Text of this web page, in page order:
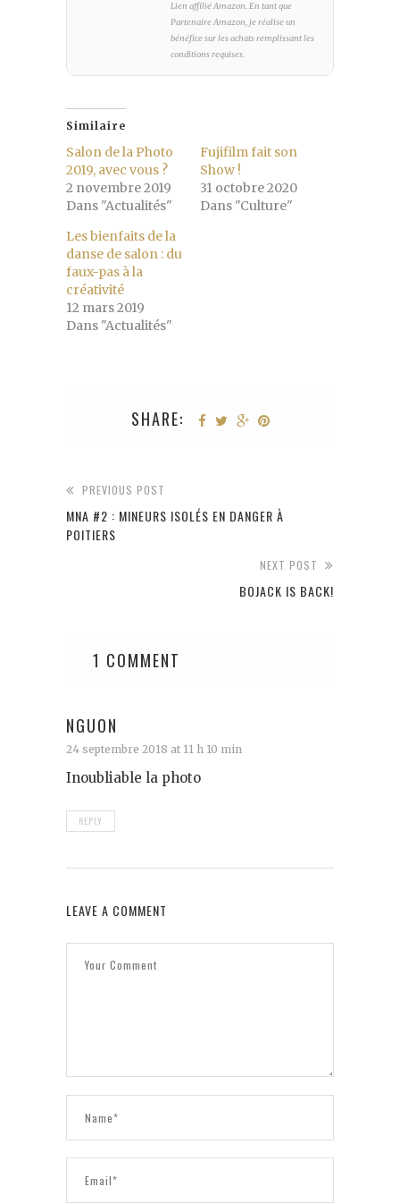
Lien affilié Amazon. En tant que
Partenaire Amazon, je réalise un
bénéfice sur les achats remplissant les
conditions requises.
Similaire
Salon de la Photo
2019, avec vous ?
2 novembre 2019
Dans "Actualités"
Fujifilm fait son
Show !
31 octobre 2020
Dans "Culture"
Les bienfaits de la
danse de salon : du
faux-pas à la
créativité
12 mars 2019
Dans "Actualités"
SHARE:
PREVIOUS POST
MNA #2 : MINEURS ISOLÉS EN DANGER À
POITIERS
NEXT POST
BOJACK IS BACK!
1 COMMENT
NGUON
24 septembre 2018 at 11 h 10 min
Inoubliable la photo
REPLY
LEAVE A COMMENT